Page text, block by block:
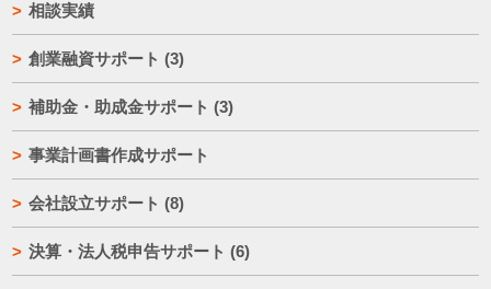
相談実績
創業融資サポート (3)
補助金・助成金サポート (3)
事業計画書作成サポート
会社設立サポート (8)
決算・法人税申告サポート (6)